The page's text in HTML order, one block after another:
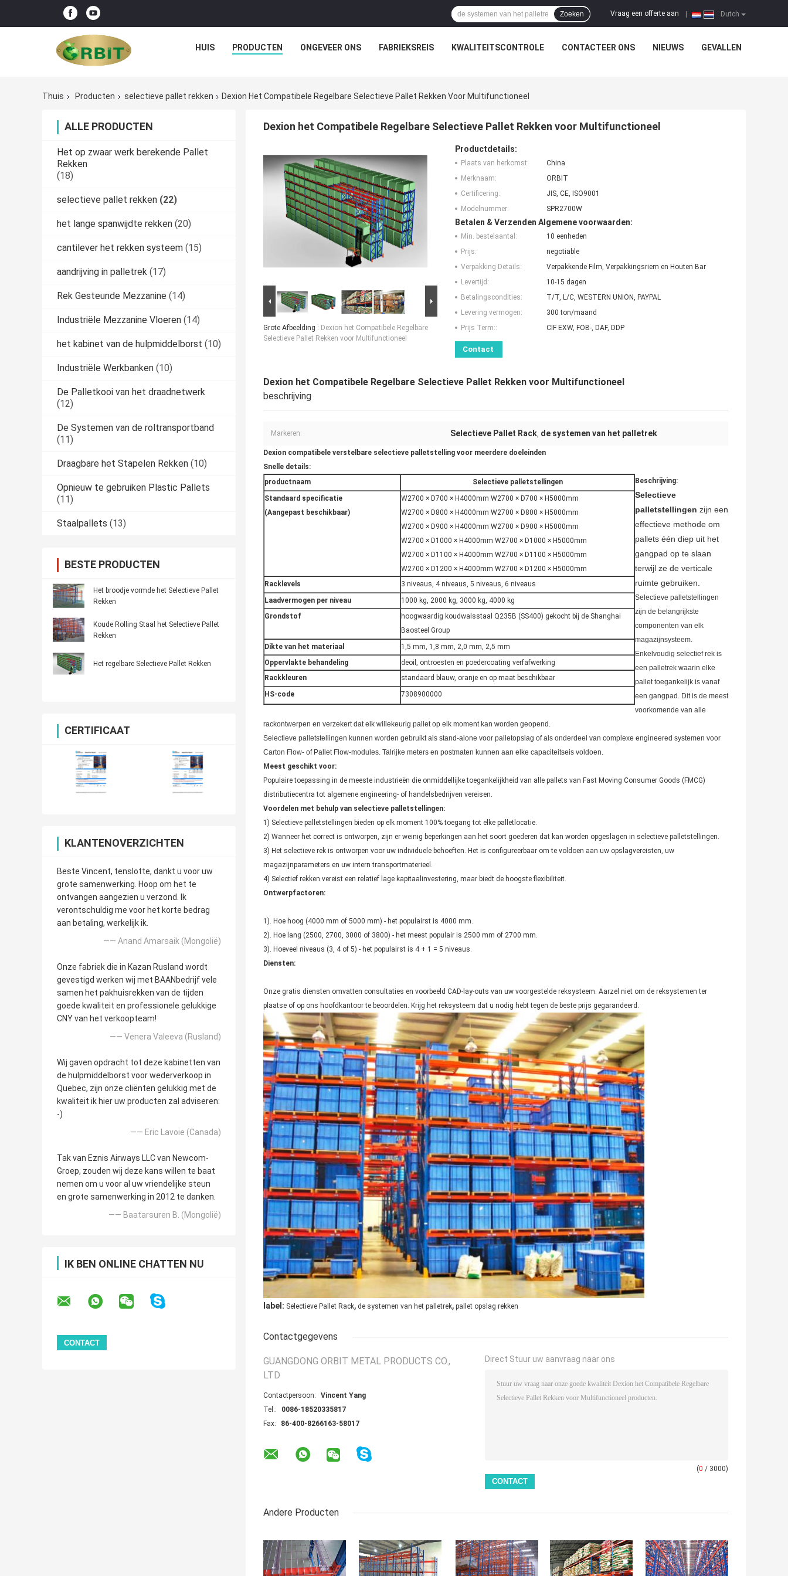
Dutch
Vraag een offerte aan
Zoeken
HUIS PRODUCTEN ONGEVEER ONS FABRIEKSREIS KWALITEITSCONTROLE CONTACTEER ONS NIEUWS GEVALLEN
Thuis Producten selectieve pallet rekken Dexion Het Compatibele Regelbare Selectieve Pallet Rekken Voor Multifunctioneel
ALLE PRODUCTEN
Het op zwaar werk berekende Pallet
Rekken
(18)
selectieve pallet rekken (22)
het lange spanwijdte rekken (20)
cantilever het rekken systeem (15)
aandrijving in palletrek (17)
Rek Gesteunde Mezzanine (14)
Industriële Mezzanine Vloeren (14)
het kabinet van de hulpmiddelborst (10)
Industriële Werkbanken (10)
De Palletkooi van het draadnetwerk
(12)
De Systemen van de roltransportband
(11)
Draagbare het Stapelen Rekken (10)
Opnieuw te gebruiken Plastic Pallets
(11)
Staalpallets (13)
BESTE PRODUCTEN
Het broodje vormde het Selectieve Pallet
Rekken
Koude Rolling Staal het Selectieve Pallet
Rekken
Het regelbare Selectieve Pallet Rekken
CERTIFICAAT
KLANTENOVERZICHTEN
Beste Vincent, tenslotte, dankt u voor uw
grote samenwerking. Hoop om het te
ontvangen aangezien u verzond. Ik
verontschuldig me voor het korte bedrag
aan betaling, werkelijk ik.
—— Anand Amarsaik (Mongolië)
Onze fabriek die in Kazan Rusland wordt
gevestigd werken wij met BAANbedrijf vele
samen het pakhuisrekken van de tijden
goede kwaliteit en professionele gelukkige
CNY van het verkoopteam!
—— Venera Valeeva (Rusland)
Wij gaven opdracht tot deze kabinetten van
de hulpmiddelborst voor wederverkoop in
Quebec, zijn onze cliënten gelukkig met de
kwaliteit ik hier uw producten zal adviseren:
-)
—— Eric Lavoie (Canada)
Tak van Eznis Airways LLC van Newcom-
Groep, zouden wij deze kans willen te baat
nemen om u voor al uw vriendelijke steun
en grote samenwerking in 2012 te danken.
—— Baatarsuren B. (Mongolië)
IK BEN ONLINE CHATTEN NU
Dexion het Compatibele Regelbare Selectieve Pallet Rekken voor Multifunctioneel
Grote Afbeelding : Dexion het Compatibele Regelbare
Selectieve Pallet Rekken voor Multifunctioneel
Productdetails:
Plaats van herkomst:
China
Merknaam:
ORBIT
Certificering:
JIS, CE, ISO9001
Modelnummer:
SPR2700W
Betalen & Verzenden Algemene voorwaarden:
Min. bestelaantal:
10 eenheden
Prijs:
negotiable
Verpakking Details:
Verpakkende Film, Verpakkingsriem en Houten Bar
Levertijd:
10-15 dagen
Betalingscondities:
T/T, L/C, WESTERN UNION, PAYPAL
Levering vermogen:
300 ton/maand
Prijs Term::
CIF EXW, FOB-, DAF, DDP
Contact
Dexion het Compatibele Regelbare Selectieve Pallet Rekken voor Multifunctioneel
beschrijving
Markeren: Selectieve Pallet Rack, de systemen van het palletrek
Dexion compatibele verstelbare selectieve palletstelling voor meerdere doeleinden
Snelle details:
productnaam
Selectieve palletstellingen
Standaard specificatie
(Aangepast beschikbaar)
W2700 × D700 × H4000mm W2700 × D700 × H5000mm
W2700 × D800 × H4000mm W2700 × D800 × H5000mm
W2700 × D900 × H4000mm W2700 × D900 × H5000mm
W2700 × D1000 × H4000mm W2700 × D1000 × H5000mm
W2700 × D1100 × H4000mm W2700 × D1100 × H5000mm
W2700 × D1200 × H4000mm W2700 × D1200 × H5000mm
Racklevels
3 niveaus, 4 niveaus, 5 niveaus, 6 niveaus
Laadvermogen per niveau
1000 kg, 2000 kg, 3000 kg, 4000 kg
Grondstof
hoogwaardig koudwalsstaal Q235B (SS400) gekocht bij de Shanghai
Baosteel Group
Dikte van het materiaal
1,5 mm, 1,8 mm, 2,0 mm, 2,5 mm
Oppervlakte behandeling
deoil, ontroesten en poedercoating verfafwerking
Rackkleuren
standaard blauw, oranje en op maat beschikbaar
HS-code
7308900000
Beschrijving:
Selectieve
palletstellingen zijn een
effectieve methode om
pallets één diep uit het
gangpad op te slaan
terwijl ze de verticale
ruimte gebruiken.
Selectieve palletstellingen
zijn de belangrijkste
componenten van elk
magazijnsysteem.
Enkelvoudig selectief rek is
een palletrek waarin elke
pallet toegankelijk is vanaf
een gangpad. Dit is de meest
voorkomende van alle
rackontwerpen en verzekert dat elk willekeurig pallet op elk moment kan worden geopend.
Selectieve palletstellingen kunnen worden gebruikt als stand-alone voor palletopslag of als onderdeel van complexe engineered systemen voor
Carton Flow- of Pallet Flow-modules. Talrijke meters en postmaten kunnen aan elke capaciteitseis voldoen.
Meest geschikt voor:
Populaire toepassing in de meeste industrieën die onmiddellijke toegankelijkheid van alle pallets van Fast Moving Consumer Goods (FMCG)
distributiecentra tot algemene engineering- of handelsbedrijven vereisen.
Voordelen met behulp van selectieve palletstellingen:
1) Selectieve palletstellingen bieden op elk moment 100% toegang tot elke palletlocatie.
2) Wanneer het correct is ontworpen, zijn er weinig beperkingen aan het soort goederen dat kan worden opgeslagen in selectieve palletstellingen.
3) Het selectieve rek is ontworpen voor uw individuele behoeften. Het is configureerbaar om te voldoen aan uw opslagvereisten, uw
magazijnparameters en uw intern transportmaterieel.
4) Selectief rekken vereist een relatief lage kapitaalinvestering, maar biedt de hoogste flexibiliteit.
Ontwerpfactoren:
1). Hoe hoog (4000 mm of 5000 mm) - het populairst is 4000 mm.
2). Hoe lang (2500, 2700, 3000 of 3800) - het meest populair is 2500 mm of 2700 mm.
3). Hoeveel niveaus (3, 4 of 5) - het populairst is 4 + 1 = 5 niveaus.
Diensten:
Onze gratis diensten omvatten consultaties en voorbeeld CAD-lay-outs van uw voorgestelde reksysteem. Aarzel niet om de reksystemen ter
plaatse of op ons hoofdkantoor te beoordelen. Krijg het reksysteem dat u nodig hebt tegen de beste prijs gegarandeerd.
label: Selectieve Pallet Rack, de systemen van het palletrek, pallet opslag rekken
Contactgegevens
GUANGDONG ORBIT METAL PRODUCTS CO.,
LTD
Contactpersoon:
Vincent Yang
Tel.:
0086-18520335817
Fax:
86-400-8266163-58017
Direct Stuur uw aanvraag naar ons
(0 / 3000)
Andere Producten